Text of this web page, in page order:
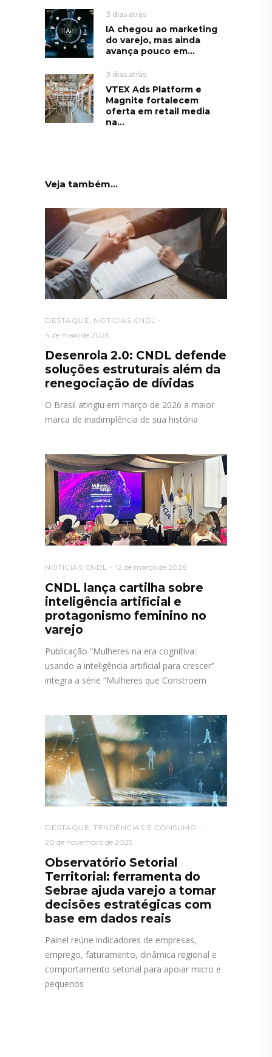
3 dias atrás
IA chegou ao marketing
do varejo, mas ainda
avança pouco em...
3 dias atrás
VTEX Ads Platform e
Magnite fortalecem
oferta em retail media
na...
Veja também...
DESTAQUE NOTÍCIAS CNDL
4 de maio de 2026
Desenrola 2.0: CNDL defende
soluções estruturais além da
renegociação de dívidas
O Brasil atingiu em março de 2026 a maior
marca de inadimplência de sua história
NOTÍCIAS CNDL 12 de março de 2026
CNDL lança cartilha sobre
inteligência artificial e
protagonismo feminino no
varejo
Publicação “Mulheres na era cognitiva:
usando a inteligência artificial para crescer”
integra a série “Mulheres que Constroem
DESTAQUE, TENDÊNCIAS E CONSUMO
20 de novembro de 2025
Observatório Setorial
Territorial: ferramenta do
Sebrae ajuda varejo a tomar
decisões estratégicas com
base em dados reais
Painel reúne indicadores de empresas,
emprego, faturamento, dinâmica regional e
comportamento setorial para apoiar micro e
pequenos